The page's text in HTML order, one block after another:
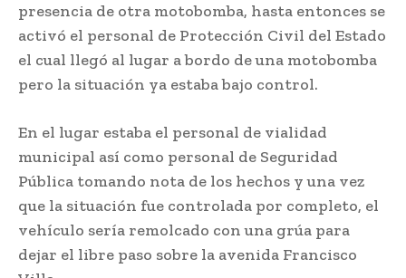
presencia de otra motobomba, hasta entonces se
activó el personal de Protección Civil del Estado
el cual llegó al lugar a bordo de una motobomba
pero la situación ya estaba bajo control.
En el lugar estaba el personal de vialidad
municipal así como personal de Seguridad
Pública tomando nota de los hechos y una vez
que la situación fue controlada por completo, el
vehículo sería remolcado con una grúa para
dejar el libre paso sobre la avenida Francisco